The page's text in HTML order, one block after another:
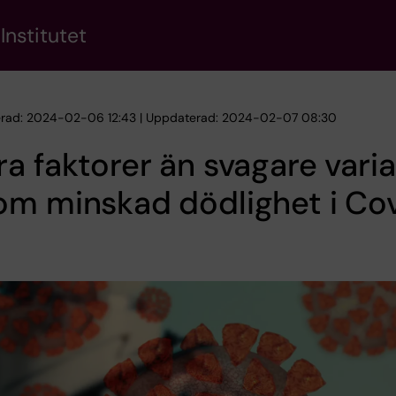
2024-02-06 12:43 | Uppdaterad: 2024-02-07 08:30
faktorer än svagare
minskad dödlighet i